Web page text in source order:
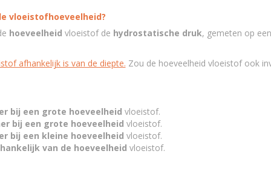
vloeistofhoeveelheid?
hoeveelheid vloeistof de hydrostatische druk, gemeten op
afhankelijk is van de diepte. Zou de hoeveelheid vloeistof ook
bij een grote hoeveelheid vloeistof.
bij een grote hoeveelheid vloeistof.
bij een kleine hoeveelheid vloeistof.
van de hoeveelheid vloeistof.